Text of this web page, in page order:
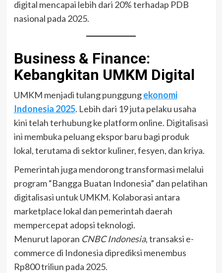
digital mencapai lebih dari 20% terhadap PDB
nasional pada 2025.
Business & Finance:
Kebangkitan UMKM Digital
UMKM menjadi tulang punggungekonomi
Indonesia 2025. Lebih dari 19 juta pelaku usaha
kini telah terhubung ke platform online. Digitalisasi
ini membuka peluang ekspor baru bagi produk
lokal, terutama di sektor kuliner, fesyen, dan kriya.
Pemerintah juga mendorong transformasi melalui
program “Bangga Buatan Indonesia” dan pelatihan
digitalisasi untuk UMKM. Kolaborasi antara
marketplace lokal dan pemerintah daerah
mempercepat adopsi teknologi.
Menurut laporan CNBC Indonesia, transaksi e-
commerce di Indonesia diprediksi menembus
Rp800 triliun pada 2025.